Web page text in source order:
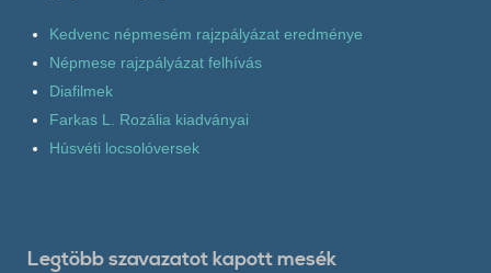
Kedvenc népmesém rajzpályázat eredménye
Népmese rajzpályázat felhívás
Diafilmek
Farkas L. Rozália kiadványai
Húsvéti locsolóversek
Legtöbb szavazatot kapott mesék